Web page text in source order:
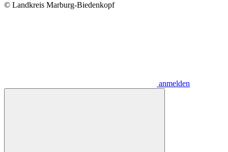
© Landkreis Marburg-Biedenkopf
anmelden